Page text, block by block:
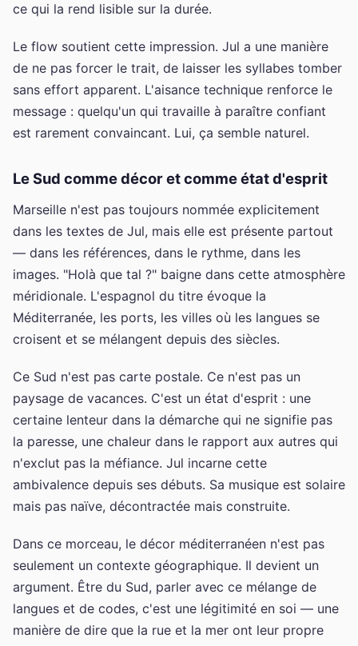
ce qui la rend lisible sur la durée.
Le flow soutient cette impression. Jul a une manière
de ne pas forcer le trait, de laisser les syllabes tomber
sans effort apparent. L'aisance technique renforce le
message : quelqu'un qui travaille à paraître confiant
est rarement convaincant. Lui, ça semble naturel.
Le Sud comme décor et comme état d'esprit
Marseille n'est pas toujours nommée explicitement
dans les textes de Jul, mais elle est présente partout
— dans les références, dans le rythme, dans les
images. "Holà que tal ?" baigne dans cette atmosphère
méridionale. L'espagnol du titre évoque la
Méditerranée, les ports, les villes où les langues se
croisent et se mélangent depuis des siècles.
Ce Sud n'est pas carte postale. Ce n'est pas un
paysage de vacances. C'est un état d'esprit : une
certaine lenteur dans la démarche qui ne signifie pas
la paresse, une chaleur dans le rapport aux autres qui
n'exclut pas la méfiance. Jul incarne cette
ambivalence depuis ses débuts. Sa musique est solaire
mais pas naïve, décontractée mais construite.
Dans ce morceau, le décor méditerranéen n'est pas
seulement un contexte géographique. Il devient un
argument. Être du Sud, parler avec ce mélange de
langues et de codes, c'est une légitimité en soi — une
manière de dire que la rue et la mer ont leur propre